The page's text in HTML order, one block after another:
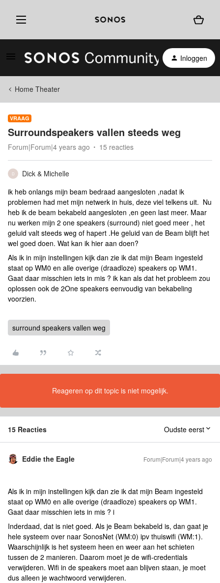
Inloggen
Home Theater
VRAAG
Surroundspeakers vallen steeds weg
Forum|Forum|4 years ago 15 reacties
D
Dick & Michelle
ik heb onlangs mijn beam bedraad aangesloten ,nadat ik
problemen had met mijn netwerk in huis, deze viel telkens uit. Nu
heb ik de beam bekabeld aangesloten ,en geen last meer. Maar
nu werken mijn 2 one speakers (surround) niet goed meer , het
geluid valt steeds weg of hapert .He geluid van de Beam blijft het
wel goed doen. Wat kan ik hier aan doen?
Als ik in mijn instellingen kijk dan zie ik dat mijn Beam ingesteld
staat op WM0 en alle overige (draadloze) speakers op WM1.
Gaat daar misschien iets in mis ? ik kan als dat het probleem zou
oplossen ook de 2One speakers eenvoudig van bekabeling
voorzien.
surround speakers vallen weg
Reageren op dit topic is niet mogelijk.
15 Reacties Oudste eerst
Eddie the Eagle Forum|Forum|4 years ago
Als ik in mijn instellingen kijk dan zie ik dat mijn Beam ingesteld
staat op WM0 en alle overige (draadloze) speakers op WM1.
Gaat daar misschien iets in mis ? i
Inderdaad, dat is niet goed. Als je Beam bekabeld is, dan gaat je
hele systeem over naar SonosNet (WM:0) ipv thuiswifi (WM:1).
Waarschijnlijk is het systeem heen en weer aan het schieten
tussen de 2 manieren. Daarom moet je de wifi-credentials
verwijderen. Wifi in de speakers moet aan blijven staan, je moet
dus alleen je wachtwoord verwijderen.